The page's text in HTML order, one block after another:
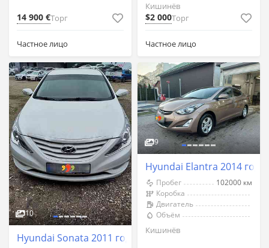
14 900 €Торг
Частное лицо
Кишинёв
$2 000Торг
Частное лицо
10
Hyundai Sonata 2011 год Кишинёв
9
Hyundai Elantra 2014 год
Пробег
102000 км
Коробка
Двигатель
Объём
Кишинёв